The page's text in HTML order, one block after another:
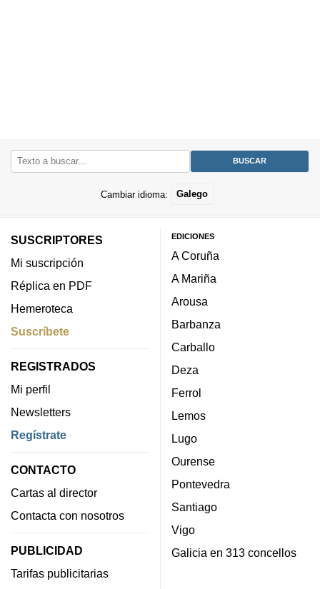
Cambiar idioma: Galego
SUSCRIPTORES
Mi suscripción
Réplica en PDF
Hemeroteca
Suscríbete
REGISTRADOS
Mi perfil
Newsletters
Regístrate
CONTACTO
Cartas al director
Contacta con nosotros
PUBLICIDAD
Tarifas publicitarias
EDICIONES
A Coruña
A Mariña
Arousa
Barbanza
Carballo
Deza
Ferrol
Lemos
Lugo
Ourense
Pontevedra
Santiago
Vigo
Galicia en 313 concellos